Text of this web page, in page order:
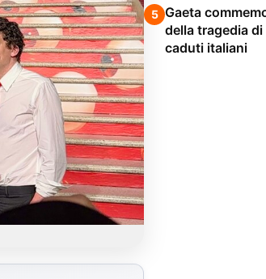
5 Gaeta
della tragedia
caduti italiani